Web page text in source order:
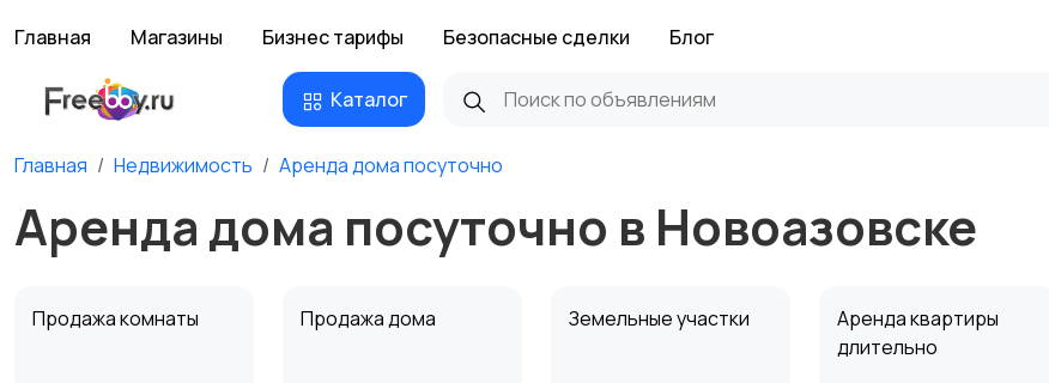
Главная Магазины Бизнес тарифы Безопасные сделки Блог
Каталог
Главная Недвижимость Аренда дома посуточно
Аренда дома посуточно в Новоазовске
Продажа комнаты Продажа дома Земельные участки
Аренда квартиры
длительно